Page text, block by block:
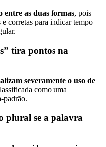
entre as duas formas, pois
e corretas para indicar tempo
tira pontos na
severamente o uso de
como uma
padrão.
plural se a palavra